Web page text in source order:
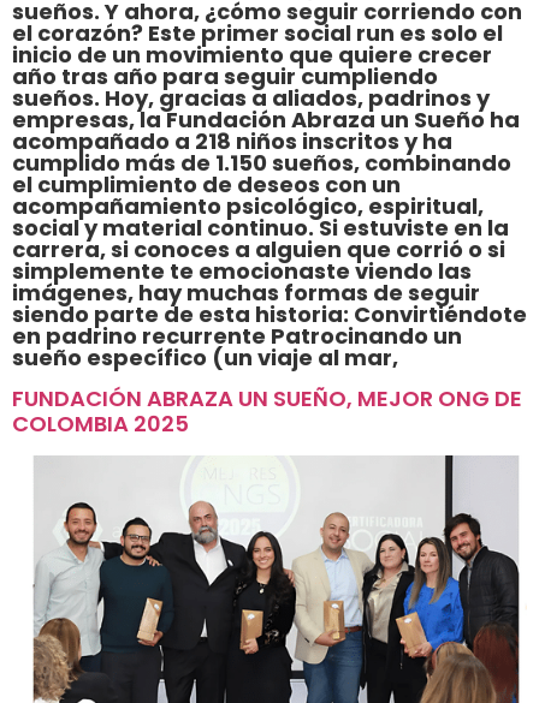
sueños. Y ahora, ¿cómo seguir corriendo con
el corazón? Este primer social run es solo el
inicio de un movimiento que quiere crecer
año tras año para seguir cumpliendo
sueños. Hoy, gracias a aliados, padrinos y
empresas, la Fundación Abraza un Sueño ha
acompañado a 218 niños inscritos y ha
cumplido más de 1.150 sueños, combinando
el cumplimiento de deseos con un
acompañamiento psicológico, espiritual,
social y material continuo. Si estuviste en la
carrera, si conoces a alguien que corrió o si
simplemente te emocionaste viendo las
imágenes, hay muchas formas de seguir
siendo parte de esta historia: Convirtiéndote
en padrino recurrente Patrocinando un
sueño específico (un viaje al mar,
FUNDACIÓN ABRAZA UN SUEÑO, MEJOR ONG DE
COLOMBIA 2025